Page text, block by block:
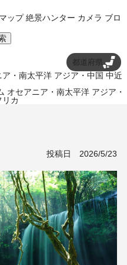
マップ 絶景ハンター カメラ ブロ
都道府県
ア・南太平洋 アジア・中国 中近
オセアニア・南太平洋 アジア・
リカ
投稿日 2026/5/23